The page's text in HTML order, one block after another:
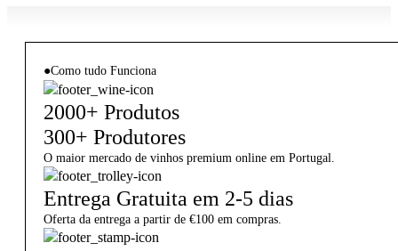
●Como tudo Funciona
2000+ Produtos
300+ Produtores
O maior mercado de vinhos premium online em Portugal.
Entrega Gratuita em 2-5 dias
Oferta da entrega a partir de €100 em compras.